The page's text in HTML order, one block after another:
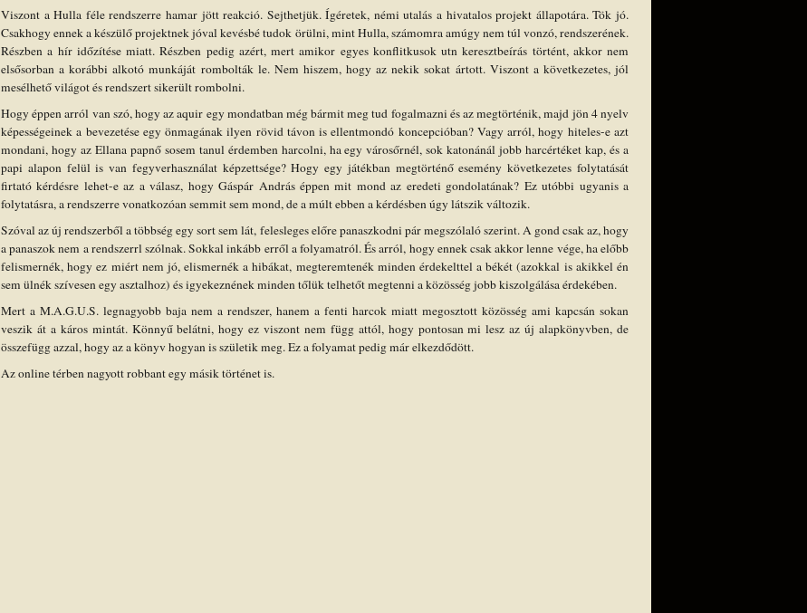
Viszont a Hulla féle rendszerre hamar jött reakció. Sejthetjük. Ígéretek, némi utalás a hivatalos projekt állapotára. Tök jó.
Csakhogy ennek a készülő projektnek jóval kevésbé tudok örülni, mint Hulla, számomra amúgy nem túl vonzó, rendszerének.
Részben a hír időzítése miatt. Részben pedig azért, mert amikor egyes konflitkusok utn keresztbeírás történt, akkor nem
elsősorban a korábbi alkotó munkáját rombolták le. Nem hiszem, hogy az nekik sokat ártott. Viszont a következetes, jól
mesélhető világot és rendszert sikerült rombolni.
Hogy éppen arról van szó, hogy az aquir egy mondatban még bármit meg tud fogalmazni és az megtörténik, majd jön 4 nyelv
képességeinek a bevezetése egy önmagának ilyen rövid távon is ellentmondó koncepcióban? Vagy arról, hogy hiteles-e azt
mondani, hogy az Ellana papnő sosem tanul érdemben harcolni, ha egy városőrnél, sok katonánál jobb harcértéket kap, és a
papi alapon felül is van fegyverhasználat képzettsége? Hogy egy játékban megtörténő esemény következetes folytatását
firtató kérdésre lehet-e az a válasz, hogy Gáspár András éppen mit mond az eredeti gondolatának? Ez utóbbi ugyanis a
folytatásra, a rendszerre vonatkozóan semmit sem mond, de a múlt ebben a kérdésben úgy látszik változik.
Szóval az új rendszerből a többség egy sort sem lát, felesleges előre panaszkodni pár megszólaló szerint. A gond csak az, hogy
a panaszok nem a rendszerrl szólnak. Sokkal inkább erről a folyamatról. És arról, hogy ennek csak akkor lenne vége, ha előbb
felismernék, hogy ez miért nem jó, elismernék a hibákat, megteremtenék minden érdekelttel a békét (azokkal is akikkel én
sem ülnék szívesen egy asztalhoz) és igyekeznének minden tőlük telhetőt megtenni a közösség jobb kiszolgálása érdekében.
Mert a M.A.G.U.S. legnagyobb baja nem a rendszer, hanem a fenti harcok miatt megosztott közösség ami kapcsán sokan
veszik át a káros mintát. Könnyű belátni, hogy ez viszont nem függ attól, hogy pontosan mi lesz az új alapkönyvben, de
összefügg azzal, hogy az a könyv hogyan is születik meg. Ez a folyamat pedig már elkezdődött.
Az online térben nagyott robbant egy másik történet is.